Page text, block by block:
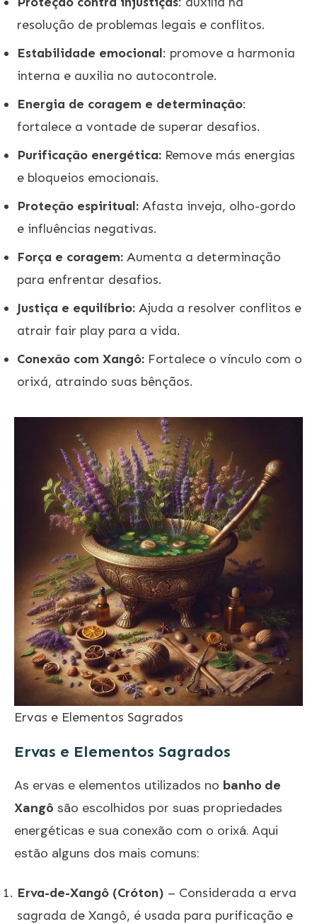
resolução de problemas legais e conflitos.
Estabilidade emocional: promove a harmonia
interna e auxilia no autocontrole.
Energia de coragem e determinação:
fortalece a vontade de superar desafios.
Purificação energética: Remove más energias
e bloqueios emocionais.
Proteção espiritual: Afasta inveja, olho-gordo
e influências negativas.
Força e coragem: Aumenta a determinação
para enfrentar desafios.
Justiça e equilíbrio: Ajuda a resolver conflitos e
atrair fair play para a vida.
Conexão com Xangô: Fortalece o vínculo com o
orixá, atraindo suas bênçãos.
Ervas e Elementos Sagrados
Ervas e Elementos Sagrados
As ervas e elementos utilizados no banho de
Xangô são escolhidos por suas propriedades
energéticas e sua conexão com o orixá. Aqui
estão alguns dos mais comuns:
Erva-de-Xangô (Cróton) – Considerada a erva
sagrada de Xangô, é usada para purificação e